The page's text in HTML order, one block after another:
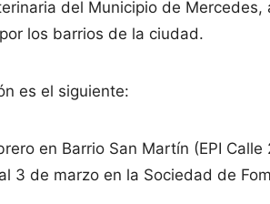
del Municipio de
los barrios de la ciudad.
es el siguiente:
en Barrio San Martín (EPI Calle
3 de marzo en la Sociedad de